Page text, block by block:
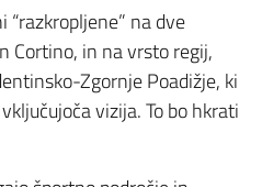
“razkropljene” na dve
Cortino, in na vrsto regij,
Zgornje Poadižje, ki
vizija. To bo hkrati